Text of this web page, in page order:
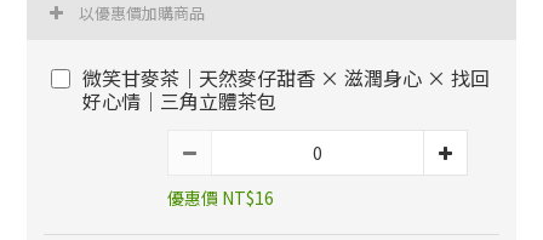
以優惠價加購商品
微笑甘麥茶｜天然麥仔甜香 × 滋潤身心 × 找回
好心情｜三角立體茶包
優惠價 NT$16